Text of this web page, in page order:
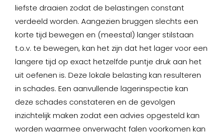
liefste draaien zodat de belastingen constant
verdeeld worden. Aangezien bruggen slechts een
korte tijd bewegen en (meestal) langer stilstaan
t.o.v. te bewegen, kan het zijn dat het lager voor een
langere tijd op exact hetzelfde puntje druk aan het
uit oefenen is. Deze lokale belasting kan resulteren
in schades. Een aanvullende lagerinspectie kan
deze schades constateren en de gevolgen
inzichtelijk maken zodat een advies opgesteld kan
worden waarmee onverwacht falen voorkomen kan